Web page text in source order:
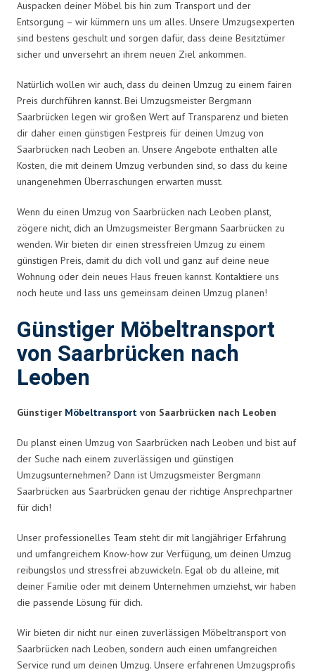
Auspacken deiner Möbel bis hin zum Transport und der
Entsorgung – wir kümmern uns um alles. Unsere Umzugsexperten
sind bestens geschult und sorgen dafür, dass deine Besitztümer
sicher und unversehrt an ihrem neuen Ziel ankommen.
Natürlich wollen wir auch, dass du deinen Umzug zu einem fairen
Preis durchführen kannst. Bei Umzugsmeister Bergmann
Saarbrücken legen wir großen Wert auf Transparenz und bieten
dir daher einen günstigen Festpreis für deinen Umzug von
Saarbrücken nach Leoben an. Unsere Angebote enthalten alle
Kosten, die mit deinem Umzug verbunden sind, so dass du keine
unangenehmen Überraschungen erwarten musst.
Wenn du einen Umzug von Saarbrücken nach Leoben planst,
zögere nicht, dich an Umzugsmeister Bergmann Saarbrücken zu
wenden. Wir bieten dir einen stressfreien Umzug zu einem
günstigen Preis, damit du dich voll und ganz auf deine neue
Wohnung oder dein neues Haus freuen kannst. Kontaktiere uns
noch heute und lass uns gemeinsam deinen Umzug planen!
Günstiger Möbeltransport
von Saarbrücken nach
Leoben
Günstiger Möbeltransport von Saarbrücken nach Leoben
Du planst einen Umzug von Saarbrücken nach Leoben und bist auf
der Suche nach einem zuverlässigen und günstigen
Umzugsunternehmen? Dann ist Umzugsmeister Bergmann
Saarbrücken aus Saarbrücken genau der richtige Ansprechpartner
für dich!
Unser professionelles Team steht dir mit langjähriger Erfahrung
und umfangreichem Know-how zur Verfügung, um deinen Umzug
reibungslos und stressfrei abzuwickeln. Egal ob du alleine, mit
deiner Familie oder mit deinem Unternehmen umziehst, wir haben
die passende Lösung für dich.
Wir bieten dir nicht nur einen zuverlässigen Möbeltransport von
Saarbrücken nach Leoben, sondern auch einen umfangreichen
Service rund um deinen Umzug. Unsere erfahrenen Umzugsprofis